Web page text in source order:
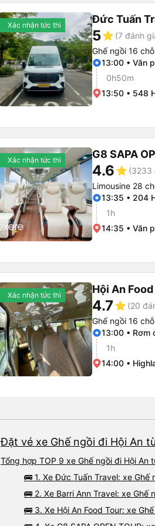
Xác nhận tức thì Đức Tuấn
5star (7 đánh
Ghế ngồi 16 chỗ
13:00 • Văn
0h50m
13:50 • 548
Xác nhận tức thì G8 SAPA
4.6star (3233
Limousine 28
13:35 • 204
1h
14:35 • Văn
Xác nhận tức thì Hội An Food
4.7star (20
Ghế ngồi 16 chỗ
13:00 • Rơm
1h
14:00 •
Đặt vé xe Ghế ngồi đi Hội An
Tổng hợp TOP 9 xe Ghế ngồi đi Hội
🚌 1. Xe Đức Tuấn Travel: xe
🚌 2. Xe Barri Ann Travel: xe
🚌 3. Xe Hội An Food Tour: xe